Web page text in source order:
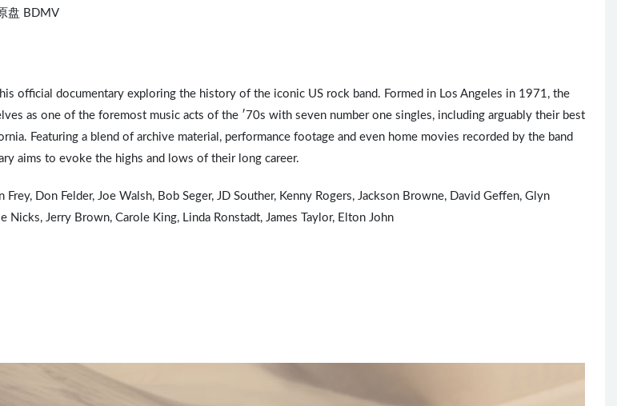
盘 BDMV
official documentary exploring the history of the iconic US rock band. Formed in Los Angeles in 1971, the
as one of the foremost music acts of the ′70s with seven number one singles, including arguably their best
Featuring a blend of archive material, performance footage and even home movies recorded by the band
aims to evoke the highs and lows of their long career.
Frey, Don Felder, Joe Walsh, Bob Seger, JD Souther, Kenny Rogers, Jackson Browne, David Geffen, Glyn
Nicks, Jerry Brown, Carole King, Linda Ronstadt, James Taylor, Elton John